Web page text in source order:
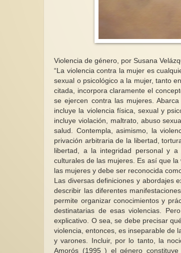
Violencia de género, por Susana
“La violencia contra la mujer es
sexual o psicológico a la mujer, tanto
citada, incorpora claramente el
se ejercen contra las mujeres.
incluye la violencia física, sexual y
incluye violación, maltrato, abuso
salud. Contempla, asimismo, la
privación arbitraria de la libertad,
libertad, a la integridad personal y
culturales de las mujeres. Es así que
las mujeres y debe ser reconocida
Las diversas definiciones y abordajes
describir las diferentes
permite organizar conocimientos y
destinatarias de esas violencias.
explicativo. O sea, se debe precisar
violencia, entonces, es inseparable de
y varones. Incluir, por lo tanto, la
Amorós (1995 ) el género